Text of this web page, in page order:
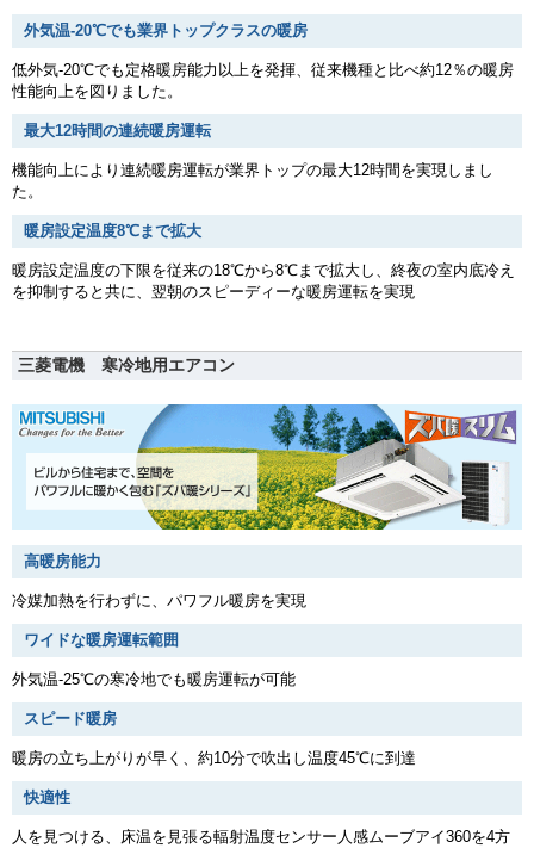
外気温-20℃でも業界トップクラスの暖房
低外気-20℃でも定格暖房能力以上を発揮、従来機種と比べ約12％の暖房
性能向上を図りました。
最大12時間の連続暖房運転
機能向上により連続暖房運転が業界トップの最大12時間を実現しまし
た。
暖房設定温度8℃まで拡大
暖房設定温度の下限を従来の18℃から8℃まで拡大し、終夜の室内底冷え
を抑制すると共に、翌朝のスピーディーな暖房運転を実現
三菱電機 寒冷地用エアコン
高暖房能力
冷媒加熱を行わずに、パワフル暖房を実現
ワイドな暖房運転範囲
外気温-25℃の寒冷地でも暖房運転が可能
スピード暖房
暖房の立ち上がりが早く、約10分で吹出し温度45℃に到達
快適性
人を見つける、床温を見張る輻射温度センサー人感ムーブアイ360を4方